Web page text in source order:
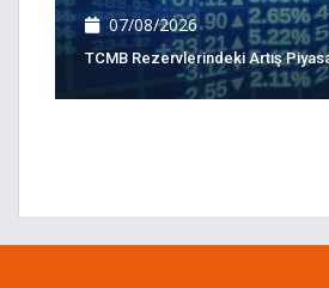
07/08/2026
TCMB Rezervlerindeki Artış